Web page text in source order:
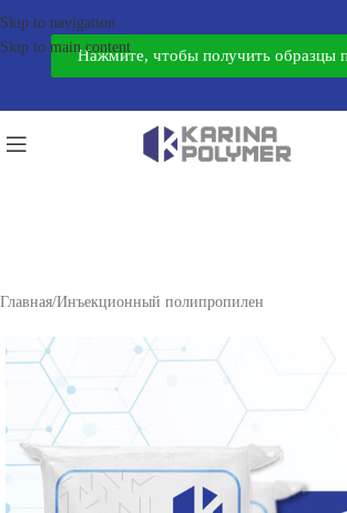
Skip to navigation
Skip to main contentНажмите, чтобы получить образцы
Главная/Инъекционный полипропилен